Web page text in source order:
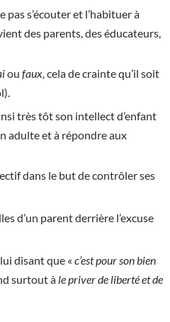
pas s’écouter et l’habituer à
des parents, des éducateurs,
ou faux, cela de crainte qu’il soit
très tôt son intellect d’enfant
adulte et à répondre aux
dans le but de contrôler ses
d’un parent derrière l’excuse
disant que « c’estpour son bien
surtout à le priver de liberté et de